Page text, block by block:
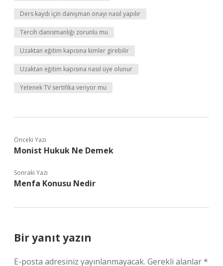
Ders kaydı için danışman onayı nasıl yapılır
Tercih danismanlığı zorunlu mu
Uzaktan eğitim kapısına kimler girebilir
Uzaktan eğitim kapısına nasıl üye olunur
Yetenek TV sertifika veriyor mu
Önceki Yazı
Monist Hukuk Ne Demek
Sonraki Yazı
Menfa Konusu Nedir
Bir yanıt yazın
E-posta adresiniz yayınlanmayacak. Gerekli alanlar*